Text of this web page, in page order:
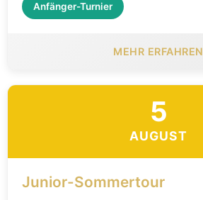
Anfänger-Turnier
MEHR ERFAHREN
5
AUGUST
Junior-Sommertour